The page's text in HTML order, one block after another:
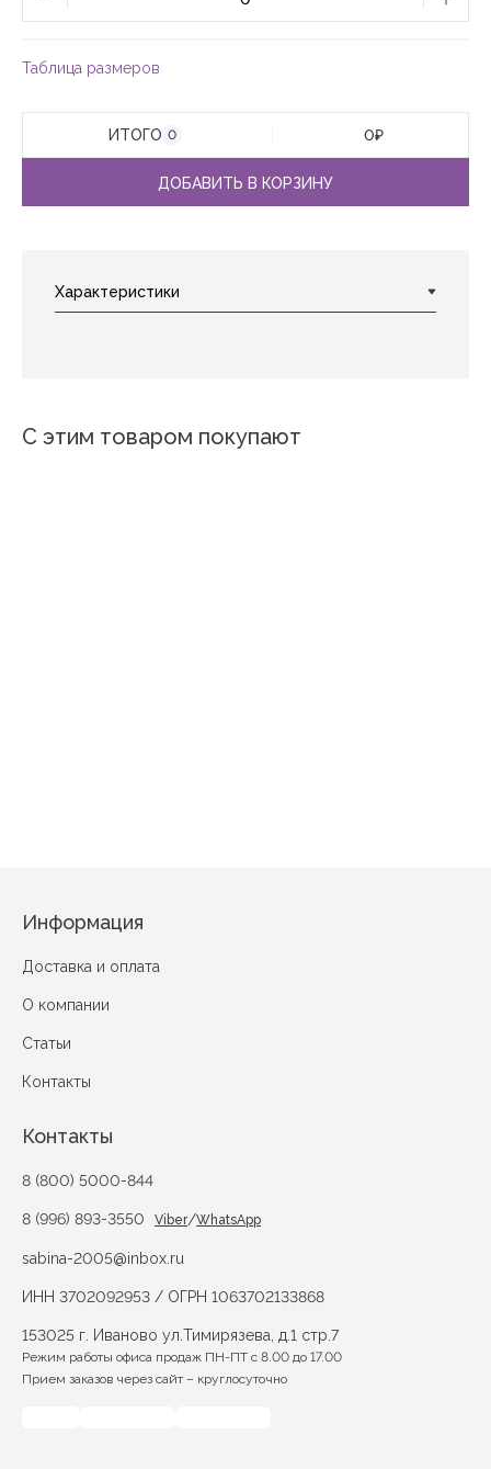
Таблица размеров
ИТОГО 0 0₽
ДОБАВИТЬ В КОРЗИНУ
С этим товаром покупают
Информация
Доставка и оплата
О компании
Статьи
Контакты
Контакты
8 (800) 5000-844
8 (996) 893-3550 Viber/WhatsApp
sabina-2005@inbox.ru
ИНН 3702092953 / ОГРН 1063702133868
153025 г. Иваново ул.Тимирязева, д.1 стр.7
Режим работы офиса продаж ПН-ПТ с 8.00 до 17.00
Прием заказов через сайт – круглосуточно